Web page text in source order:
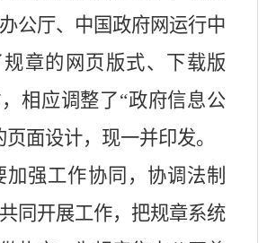
公厅、中国政府网运行中
章的网页版式、下载版
相应调整了“政府信息公
页面设计，现一并印发。
加强工作协同，协调法制
同开展工作，把规章系统